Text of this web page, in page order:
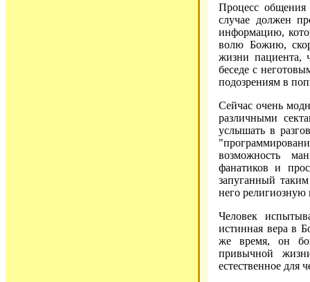
Процесс
случае должен
информацию,
волю Божию,
жизни пациента,
беседе с
подозрениям в
Сейчас очень
различными
услышать в
возможность
фанатиков и
запуганный
него религиозную
Человек
истинная вера в
же время, он
привычной
естественное для